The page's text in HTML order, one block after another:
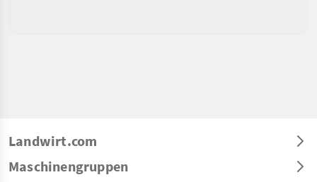
Landwirt.com
Maschinengruppen